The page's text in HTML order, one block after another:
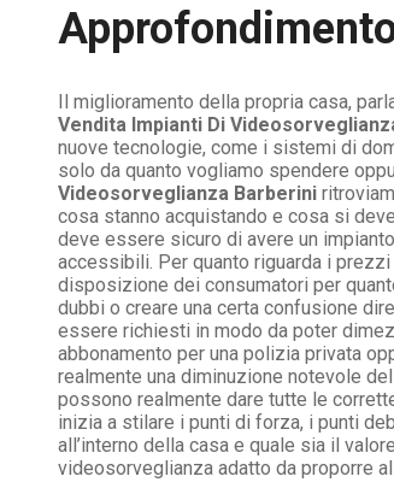
Il miglioramento della propria casa,
Vendita Impianti Di
nuove tecnologie, come i sistemi di
solo da quanto vogliamo spendere
Videosorveglianza Barberini
cosa stanno acquistando e cosa si
deve essere sicuro di avere un
accessibili. Per quanto riguarda i
disposizione dei consumatori per
dubbi o creare una certa confusione
essere richiesti in modo da poter
abbonamento per una polizia privata
realmente una diminuzione notevole
possono realmente dare tutte le
inizia a stilare i punti di forza, i punti
all’interno della casa e quale sia il
videosorveglianza adatto da proporre